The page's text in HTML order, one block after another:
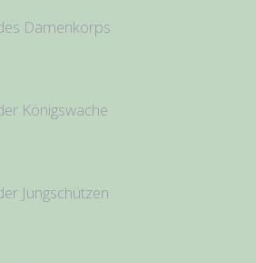
Damenkorps
Königswache
Jungschützen